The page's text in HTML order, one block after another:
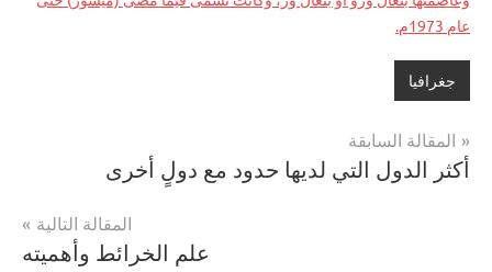
عام 1973م.
جغرافيا
تصفّح
المقالات
المقالة السابقة
أكثر الدول التي لديها حدود مع دولٍ أخرى
المقالة التالية
علم الخرائط وأهميته